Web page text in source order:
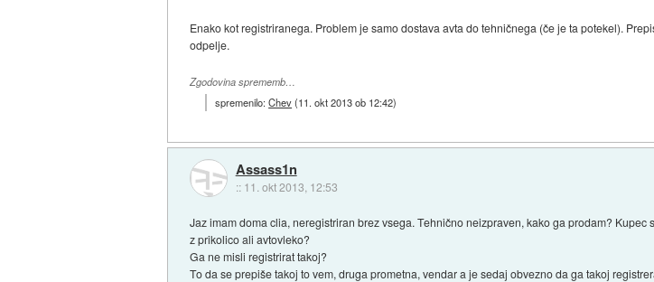
Enako kot registriranega. Problem je samo dostava avta do tehničnega (če je ta potekel).
odpelje.
Zgodovina sprememb…
spremenilo:Chev(11. okt 2013 ob 12:42)
Assass1n
:: 11. okt 2013, 12:53
Jaz imam doma clia, neregistriran brez vsega. Tehnično neizpraven, kako ga prodam?
z prikolico ali avtovleko?
Ga ne misli registrirat takoj?
To da se prepiše takoj to vem, druga prometna, vendar a je sedaj obvezno da ga takoj